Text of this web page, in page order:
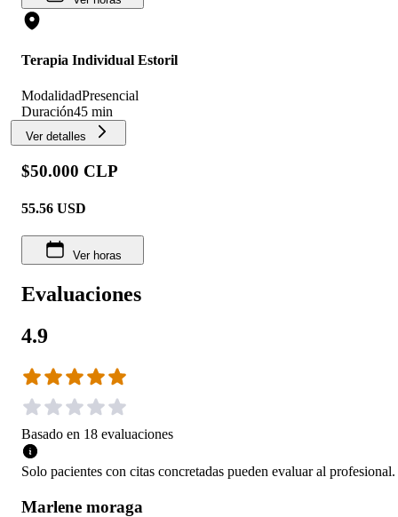
Terapia Individual Estoril
ModalidadPresencial
Duración45 min
Ver detalles
$50.000 CLP
55.56 USD
Ver horas
Evaluaciones
4.9
Basado en 18 evaluaciones
Solo pacientes con citas concretadas pueden evaluar al profesional.
Marlene moraga